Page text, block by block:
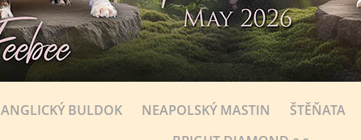
ANGLICKÝ BULDOK NEAPOLSKÝ MASTIN ŠTĚŇATA